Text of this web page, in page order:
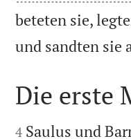
beteten sie,
und sandten sie

Die erste

4 Saulus und